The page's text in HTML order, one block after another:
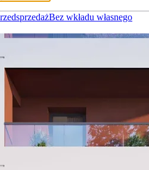
Bez wkładu własnego